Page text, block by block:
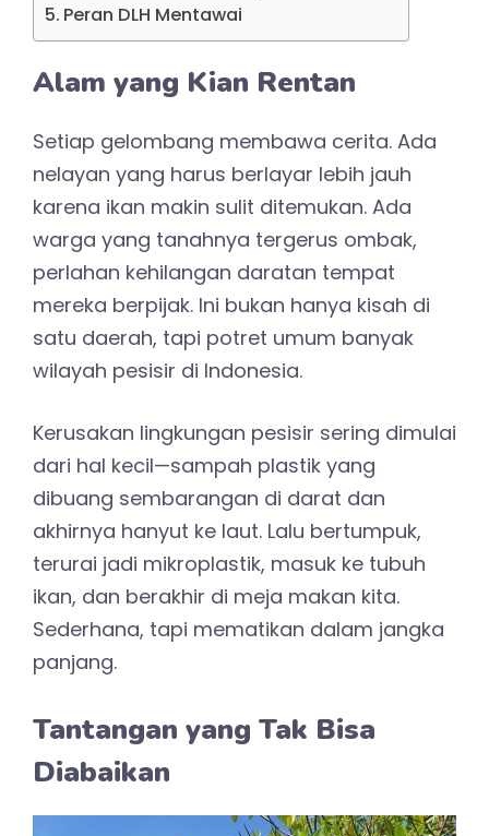
Peran DLH Mentawai
Alam yang Kian Rentan
Setiap gelombang membawa cerita. Ada
nelayan yang harus berlayar lebih jauh
karena ikan makin sulit ditemukan. Ada
warga yang tanahnya tergerus ombak,
perlahan kehilangan daratan tempat
mereka berpijak. Ini bukan hanya kisah di
satu daerah, tapi potret umum banyak
wilayah pesisir di Indonesia.
Kerusakan lingkungan pesisir sering dimulai
dari hal kecil—sampah plastik yang
dibuang sembarangan di darat dan
akhirnya hanyut ke laut. Lalu bertumpuk,
terurai jadi mikroplastik, masuk ke tubuh
ikan, dan berakhir di meja makan kita.
Sederhana, tapi mematikan dalam jangka
panjang.
Tantangan yang Tak Bisa
Diabaikan